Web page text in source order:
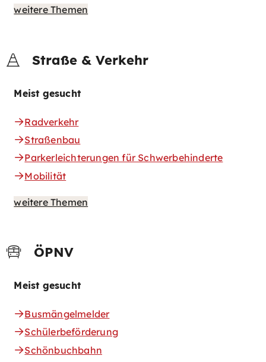
weitere Themen
Straße & Verkehr
Meist gesucht
Radverkehr
Straßenbau
Parkerleichterungen für Schwerbehinderte
Mobilität
weitere Themen
ÖPNV
Meist gesucht
Busmängelmelder
Schülerbeförderung
Schönbuchbahn